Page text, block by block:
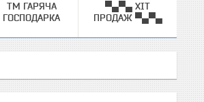
ТМ ГАРЯЧА
ГОСПОДАРКА
▀▄▀▄ ХІТ
ПРОДАЖ ▀▄▀▄